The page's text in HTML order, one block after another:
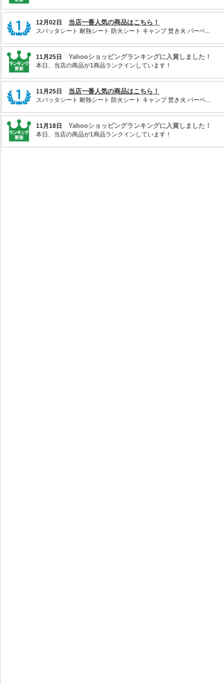
12月02日 当店一番人気の商品はこちら！
スパッタシート 耐熱シート 防火シート キャンプ 焚き火 バーベ...
11月25日 Yahooショッピングランキングに入賞しました！
本日、当店の商品が1商品ランクインしています！
11月25日 当店一番人気の商品はこちら！
スパッタシート 耐熱シート 防火シート キャンプ 焚き火 バーベ...
11月18日 Yahooショッピングランキングに入賞しました！
本日、当店の商品が1商品ランクインしています！